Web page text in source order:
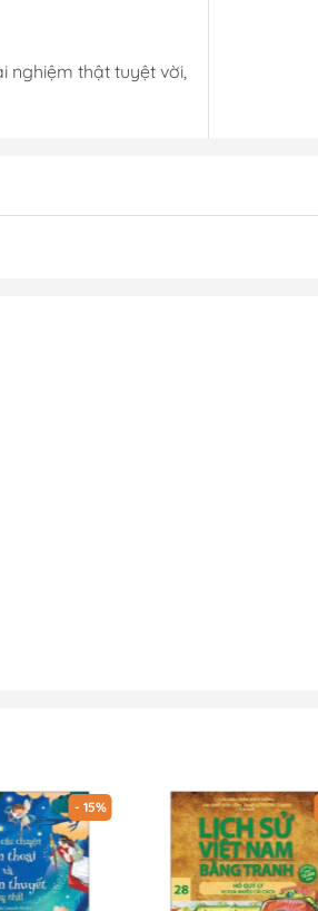
nghiệm thật tuyệt vời,
- 15%